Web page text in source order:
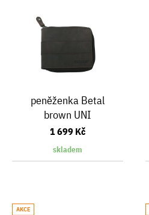
peněženka Betal
brown UNI
1 699 Kč
skladem
AKCE